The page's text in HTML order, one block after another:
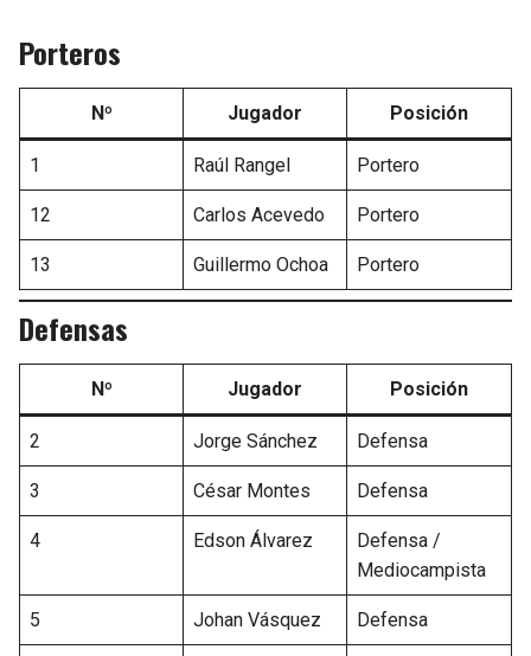
Porteros
Nº Jugador Posición
1 Raúl Rangel Portero
12 Carlos Acevedo Portero
13 Guillermo Ochoa Portero
Defensas
Nº Jugador Posición
2 Jorge Sánchez Defensa
3 César Montes Defensa
4 Edson Álvarez
Defensa /
Mediocampista
5 Johan Vásquez Defensa